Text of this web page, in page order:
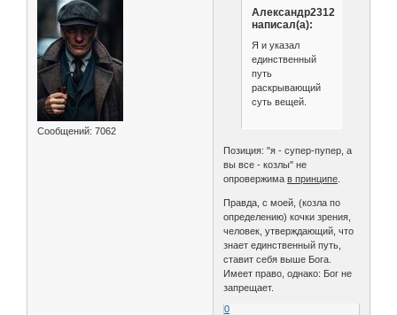
Сообщений: 7062
Александр2312
написал(а):
Я и указал
единственный
путь
раскрывающий
суть вещей.
Позиция: "я - супер-пупер, а
вы все - козлы" не
опровержимав принципе
Правда, с моей, (козла по
определению) кочки зрения,
человек, утверждающий, что
знает единственный путь,
ставит себя выше Бога.
Имеет право, однако: Бог не
запрещает.
0